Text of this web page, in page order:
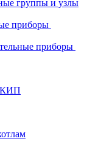
группы и узлы
приборы
приборы
КИП